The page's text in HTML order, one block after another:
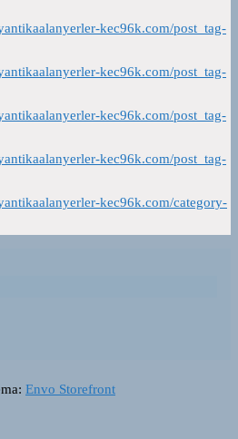
kec96k.com/post_tag-
kec96k.com/post_tag-
kec96k.com/post_tag-
kec96k.com/post_tag-
kec96k.com/category-
Envo Storefront